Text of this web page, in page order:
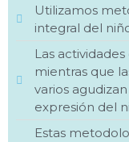
Utilizamos
integral del
Las
mientras que
varios
expresión del
Estas